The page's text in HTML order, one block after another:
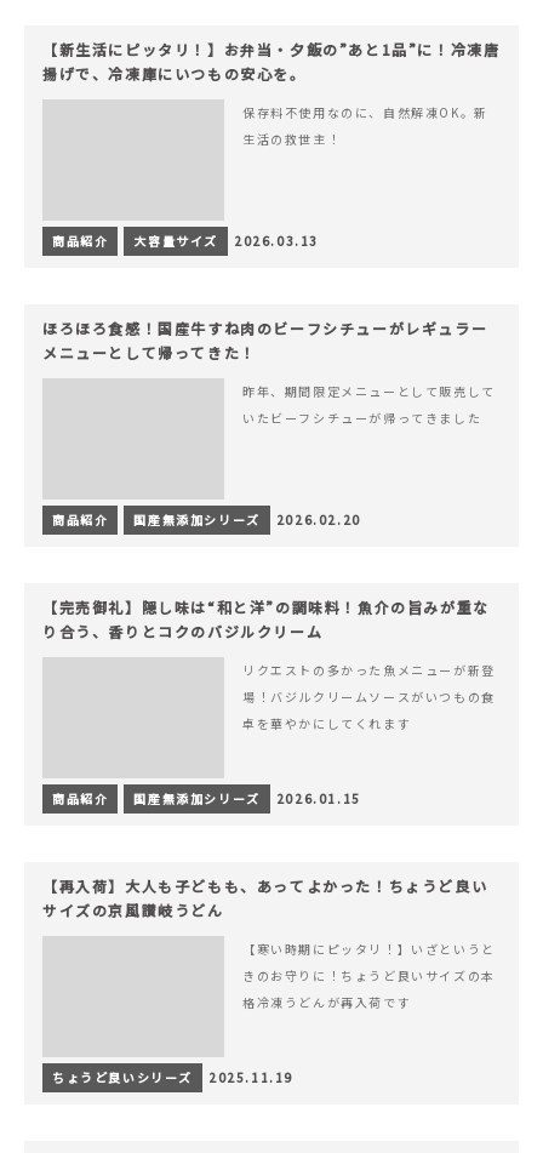
【新生活にピッタリ！】お弁当・夕飯の”あと1品”に！冷凍唐
揚げで、冷凍庫にいつもの安心を。
保存料不使用なのに、自然解凍OK。新
生活の救世主！
商品紹介 大容量サイズ 2026.03.13
ほろほろ食感！国産牛すね肉のビーフシチューがレギュラー
メニューとして帰ってきた！
昨年、期間限定メニューとして販売して
いたビーフシチューが帰ってきました
商品紹介 国産無添加シリーズ 2026.02.20
【完売御礼】隠し味は“和と洋”の調味料！魚介の旨みが重な
り合う、香りとコクのバジルクリーム
リクエストの多かった魚メニューが新登
場！バジルクリームソースがいつもの食
卓を華やかにしてくれます
商品紹介 国産無添加シリーズ 2026.01.15
【再入荷】大人も子どもも、あってよかった！ちょうど良い
サイズの京風讃岐うどん
【寒い時期にピッタリ！】いざというと
きのお守りに！ちょうど良いサイズの本
格冷凍うどんが再入荷です
ちょうど良いシリーズ 2025.11.19